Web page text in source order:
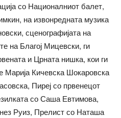
со Националниот балет,
на извонредната музика
сценографијата на
на Благој Мицевски, ги
и Црната нишка, кои ги
Марија Кичевска Шокаровска
Пиреј со првенецот
со Саша Евтимова,
Руиз, Прелист со Наташа